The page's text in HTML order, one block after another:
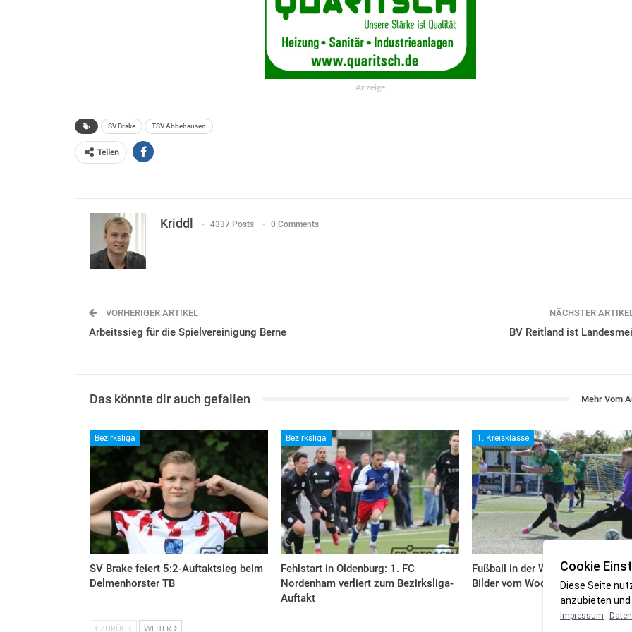
Anzeige
SV Brake TSV Abbehausen
Teilen
Kriddl 4337 Posts 0 Comments
VORHERIGER ARTIKEL
Arbeitssieg für die Spielvereinigung Berne
NÄCHSTER
BV Reitland ist
Das könnte dir auch gefallen Mehr Vom
Bezirksliga
SV Brake feiert 5:2-Auftaktsieg beim
Delmenhorster TB
Bezirksliga
Fehlstart in Oldenburg: 1. FC
Nordenham verliert zum Bezirksliga-
Auftakt
1. Kreisklasse
Fußball in der Wesermarsch: Die
Bilder vom Wochenende
ZURÜCK WEITER
Cookie
Diese Seite
anzubieten
Impressum